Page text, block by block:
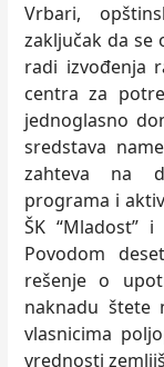
Vrbari,
zaključak da se
radi izvođenja
centra za
jednoglasno
sredstava
zahteva na
programa i
ŠK “Mladost”
Povodom
rešenje o
naknadu štete
vlasnicima
vrednosti